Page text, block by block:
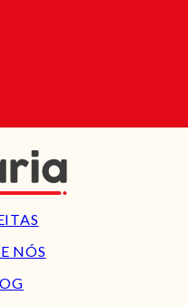
NÓS